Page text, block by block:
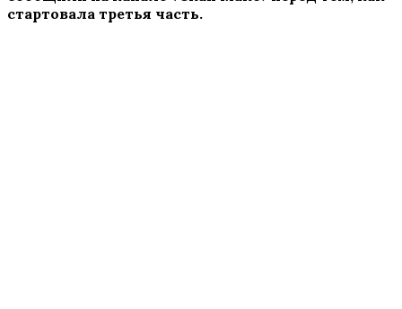
стартовала третья часть.